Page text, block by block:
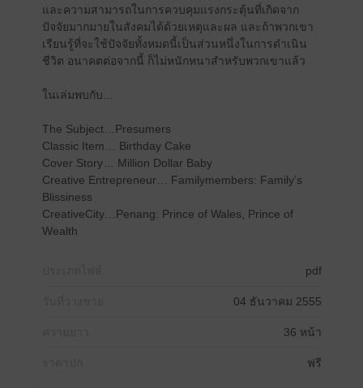
และความสามารถในการควบคุมแรงกระตุ้นที่เกิดจาก
ปัจจัยมากมายในสังคมได้ด้วยเหตุและผล และถ้าพวกเขา
เรียนรู้ที่จะใช้ปัจจัยทั้งหมดนี้เป็นส่วนหนึ่งในการดำเนิน
ชีวิต อนาคตต่อจากนี้ ก็ไม่หนักหนาสำหรับพวกเขาแล้ว
ในเล่มพบกับ...
The Subject…Presumers
Classic Item… Birthday Cake
Cover Story… Million Dollar Baby
Creative Entrepreneur… Familymembers: Family’s
Blissiness
CreativeCity…Penang: Prince of Wales, Prince of
Wealth
pdf
04 ธันวาคม 2555
36 หน้า
ฟรี